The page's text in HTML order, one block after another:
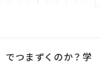
でつまずくのか？学